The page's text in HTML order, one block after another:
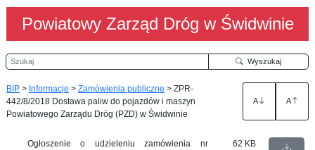
Powiatowy Zarząd Dróg w Świdwinie
Szukaj Wyszukaj
BIP > Informacje > Zamówienia publiczne > ZPR-
442/8/2018 Dostawa paliw do pojazdów i maszyn
Powiatowego Zarządu Dróg (PZD) w Świdwinie
A A
Ogłoszenie o udzieleniu zamówienia nr
62 KB